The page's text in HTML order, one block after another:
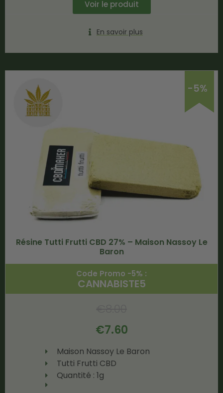
Voir le produit
En savoir plus
-5%
Résine Tutti Frutti CBD 27% – Maison Nassoy Le
Baron
Code Promo -5% :
CANNABISTE5
€7.60
Maison Nassoy Le Baron
Tutti Frutti CBD
Quantité : 1g